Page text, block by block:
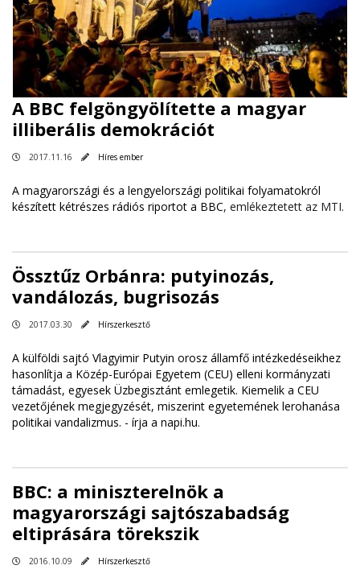
A BBC felgöngyölítette a magyar
illiberális demokrációt
2017.11.16 Híres ember
A magyarországi és a lengyelországi politikai folyamatokról
készített kétrészes rádiós riportot a BBC, emlékeztetett az MTI.
Össztűz Orbánra: putyinozás,
vandálozás, bugrisozás
2017.03.30 Hírszerkesztő
A külföldi sajtó Vlagyimir Putyin orosz államfő intézkedéseikhez
hasonlítja a Közép-Európai Egyetem (CEU) elleni kormányzati
támadást, egyesek Üzbegisztánt emlegetik. Kiemelik a CEU
vezetőjének megjegyzését, miszerint egyetemének lerohanása
politikai vandalizmus. - írja a napi.hu.
BBC: a miniszterelnök a
magyarországi sajtószabadság
eltiprására törekszik
2016.10.09 Hírszerkesztő